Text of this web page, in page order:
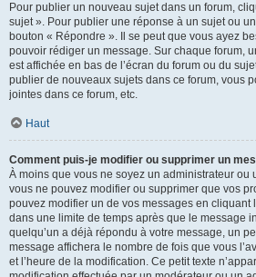
Pour publier un nouveau sujet dans un forum,
sujet ». Pour publier une réponse à un sujet ou
bouton « Répondre ». Il se peut que vous ayez
pouvoir rédiger un message. Sur chaque forum,
est affichée en bas de l’écran du forum ou du
publier de nouveaux sujets dans ce forum, vous
jointes dans ce forum, etc.
Haut
Comment puis-je modifier ou supprimer un
À moins que vous ne soyez un administrateur ou
vous ne pouvez modifier ou supprimer que vos
pouvez modifier un de vos messages en cliquant
dans une limite de temps après que le message
quelqu’un a déjà répondu à votre message, un
message affichera le nombre de fois que vous
et l’heure de la modification. Ce petit texte